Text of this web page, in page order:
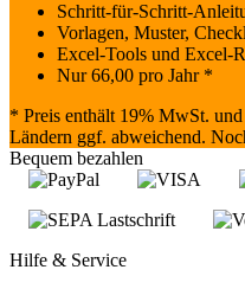
Schritt-für-Schritt-
Vorlagen, Muster,
Excel-Tools und Excel-
Nur66,00 pro Jahr *
* Preis enthält 19% MwSt.
Ländern ggf. abweichend.
Bequem bezahlen
Hilfe & Service